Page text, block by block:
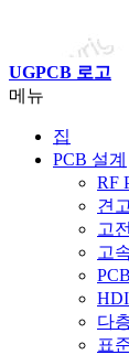
UGPCB 로고
메뉴
집
PCB 설계
RF
견
고
고
HDI
다
표